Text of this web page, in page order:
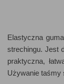
Elastyczna
strechingu. Jest
praktyczna,
Używanie taśmy